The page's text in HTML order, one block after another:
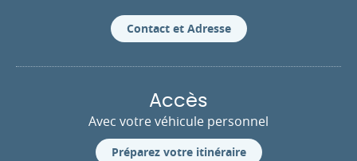
Contact et Adresse
Accès
Avec votre véhicule personnel
Préparez votre itinéraire